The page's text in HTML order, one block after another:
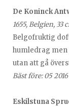
De Koninck
1655, Belgien, 33
Belgofruktig
humledrag men
utan att gå
Bäst före: 05 2016
Eskilstuna